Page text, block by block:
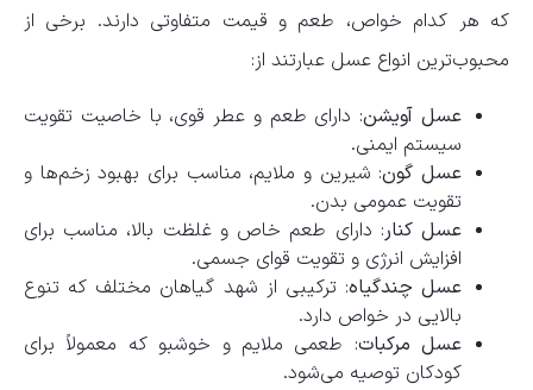
که هر کدام خواص، طعم و قیمت متفاوتی دارند. برخی از
محبوب‌ترین انواع عسل عبارتند از:
عسل آویشن: دارای طعم و عطر قوی، با خاصیت تقویت
سیستم ایمنی.
عسل گون: شیرین و ملایم، مناسب برای بهبود زخم‌ها و
تقویت عمومی بدن.
عسل کنار: دارای طعم خاص و غلظت بالا، مناسب برای
افزایش انرژی و تقویت قوای جسمی.
عسل چندگیاه: ترکیبی از شهد گیاهان مختلف که تنوع
بالایی در خواص دارد.
عسل مرکبات: طعمی ملایم و خوشبو که معمولاً برای
کودکان توصیه می‌شود.